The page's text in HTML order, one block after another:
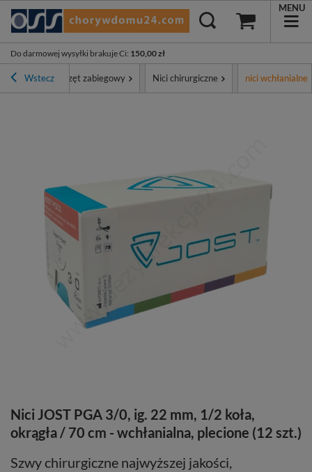
Do darmowej wysyłki brakuje Ci: 150,00 zł
MENU
Wstecz Sprzęt zabiegowy Nici chirurgiczne nici wchłanialne
Nici JOST PGA 3/0, ig. 22 mm, 1/2 koła,
okrągła / 70 cm - wchłanialna, plecione (12 szt.)
Szwy chirurgiczne najwyższej jakości,